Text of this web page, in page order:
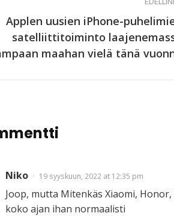
Applen uusien iPhone-
satelliittitoiminto
maahan vielä tänä
Niko 19 syyskuun, 2022 at 12:35 pm
Joop, mutta Mitenkäs Xiaomi,
koko ajan ihan normaalisti